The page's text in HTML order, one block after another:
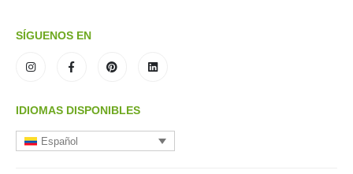
SÍGUENOS EN
IDIOMAS DISPONIBLES
Español